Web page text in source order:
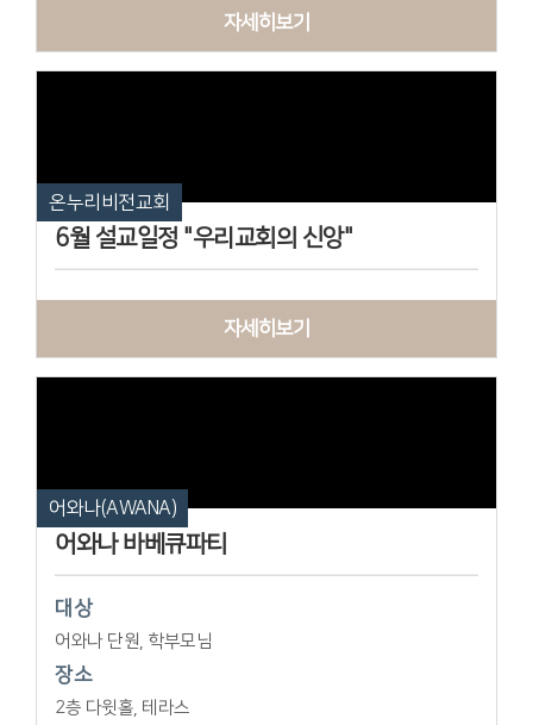
자세히보기
온누리비전교회
6월 설교일정 "우리교회의 신앙"
자세히보기
어와나(AWANA)
어와나 바베큐파티
대상
어와나 단원, 학부모님
장소
2층 다윗홀, 테라스